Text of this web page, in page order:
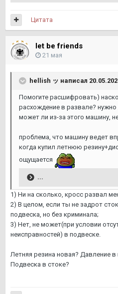
Цитата
let be friends
21 мая
hellish ッ написал
Помогите расшифровать)
расхождение в развале?
может ли из-за этого машину,
проблема, что машину ведет
когда купил летнюю
ощущается
...
1) Ни на сколько, кросс развал
2) В целом, если ты не задрот
подвеска, но без криминала;
3) Нет, не может(при условии
неисправностей) в подвеске.
Летняя резина новая? Давление
Подвеска в стоке?